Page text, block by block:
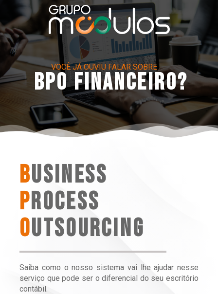
VOCÊ JÁ OUVIU FALAR SOBRE
BPO Financeiro?
BUSINESS
PROCESS
OUTSOURCING
Saiba como o nosso sistema vai lhe ajudar nesse
serviço que pode ser o diferencial do seu escritório
contábil.